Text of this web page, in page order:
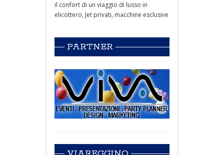
il confort di un viaggio di lusso in
elicottero, Jet privati, macchine esclusive
PARTNER